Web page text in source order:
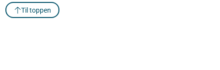
Til toppen